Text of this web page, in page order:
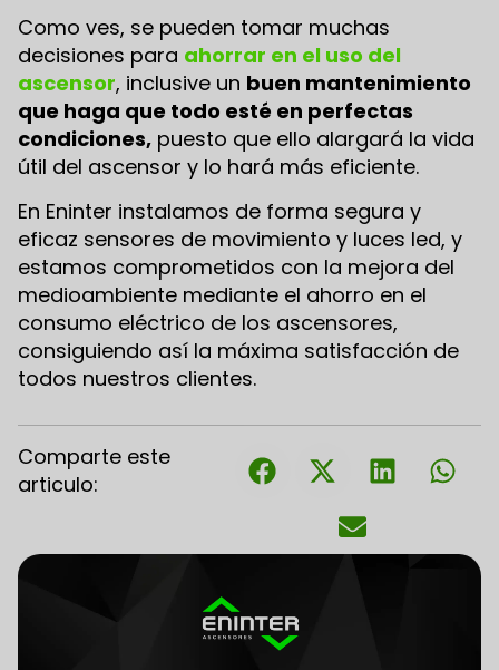
Como ves, se pueden tomar muchas
decisiones para ahorrar en el uso del
ascensor, inclusive un buen mantenimiento
que haga que todo esté en perfectas
condiciones, puesto que ello alargará la vida
útil del ascensor y lo hará más eficiente.
En Eninter instalamos de forma segura y
eficaz sensores de movimiento y luces led, y
estamos comprometidos con la mejora del
medioambiente mediante el ahorro en el
consumo eléctrico de los ascensores,
consiguiendo así la máxima satisfacción de
todos nuestros clientes.
Comparte este
articulo: